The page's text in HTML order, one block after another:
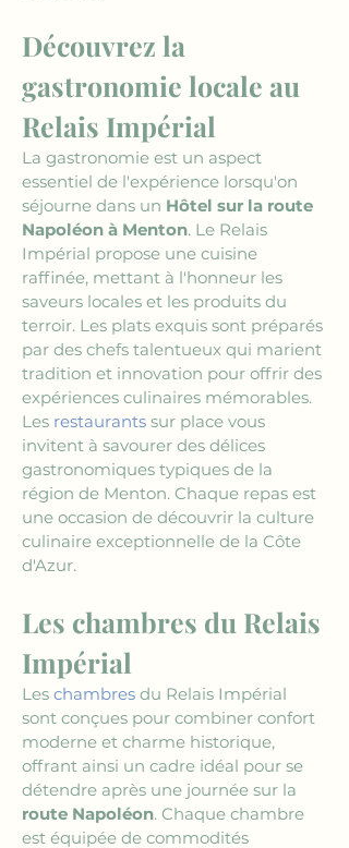
Découvrez la
gastronomie locale au
Relais Impérial
La gastronomie est un aspect
essentiel de l'expérience lorsqu'on
séjourne dans un Hôtel sur la route
Napoléon à Menton. Le Relais
Impérial propose une cuisine
raffinée, mettant à l'honneur les
saveurs locales et les produits du
terroir. Les plats exquis sont préparés
par des chefs talentueux qui marient
tradition et innovation pour offrir des
expériences culinaires mémorables.
Les restaurants sur place vous
invitent à savourer des délices
gastronomiques typiques de la
région de Menton. Chaque repas est
une occasion de découvrir la culture
culinaire exceptionnelle de la Côte
d'Azur.
Les chambres du Relais
Impérial
Les chambres du Relais Impérial
sont conçues pour combiner confort
moderne et charme historique,
offrant ainsi un cadre idéal pour se
détendre après une journée sur la
route Napoléon. Chaque chambre
est équipée de commodités